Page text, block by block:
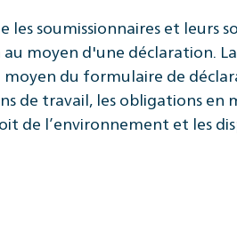
soumissionnaires et leurs
moyen d'une déclaration.
du formulaire de
de travail, les obligations
de l’environnement et les